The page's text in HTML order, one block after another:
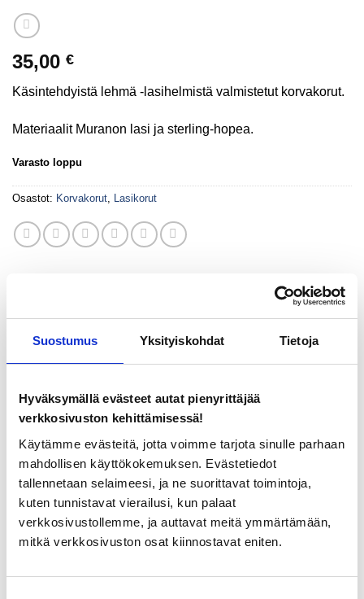
Suostumus Yksityiskohdat Tietoja
Hyväksymällä evästeet autat pienyrittäjää
verkkosivuston kehittämisessä!
Käytämme evästeitä, jotta voimme tarjota sinulle parhaan
mahdollisen käyttökokemuksen. Evästetiedot
tallennetaan selaimeesi, ja ne suorittavat toimintoja,
kuten tunnistavat vierailusi, kun palaat
verkkosivustollemme, ja auttavat meitä ymmärtämään,
mitkä verkkosivuston osat kiinnostavat eniten.
35,00 €
Käsintehdyistä lehmä -lasihelmistä valmistetut korvakorut.
Materiaalit Muranon lasi ja sterling-hopea.
Varasto loppu
Osastot: Korvakorut Lasikorut
LISÄTIEDOT
Käsintehdyistä lehmä-lasihelmistä valmistetut korvakorut.
Materiaalit Muranon lasi ja sterling-hopea.
Lehmähelmen koko on noin 1,5 x 1,5 cm. Helmien koko
hieman vaihtelee, sillä kahta samanlaista helmeä on
mahdoton valmistaa.
tuote on uniikki ja kahta täysin samanlaista korua ei voida